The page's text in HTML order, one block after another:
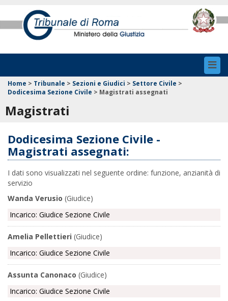
Home > Tribunale > Sezioni e Giudici > Settore Civile >
Dodicesima Sezione Civile > Magistrati assegnati
Magistrati
Dodicesima Sezione Civile -
Magistrati assegnati:
I dati sono visualizzati nel seguente ordine: funzione, anzianità di
servizio
Wanda Verusio (Giudice)
Incarico: Giudice Sezione Civile
Amelia Pellettieri (Giudice)
Incarico: Giudice Sezione Civile
Assunta Canonaco (Giudice)
Incarico: Giudice Sezione Civile